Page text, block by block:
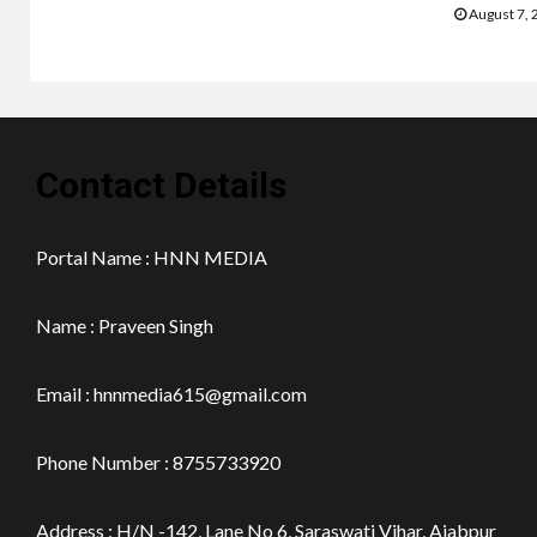
August 7,
Contact Details
Portal Name : HNN MEDIA
Name : Praveen Singh
Email : hnnmedia615@gmail.com
Phone Number : 8755733920
Address : H/N -142, Lane No 6, Saraswati Vihar, Ajabpur